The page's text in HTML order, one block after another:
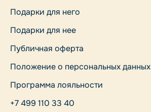
Подарки для него
Подарки для нее
Публичная оферта
Положение о персональных данных
Программа лояльности
+7 499 110 33 40